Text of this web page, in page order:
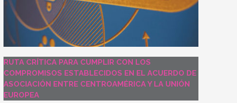
RUTA CRÍTICA PARA CUMPLIR CON LOS
COMPROMISOS ESTABLECIDOS EN EL ACUERDO DE
ASOCIACIÓN ENTRE CENTROAMÉRICA Y LA UNIÓN
EUROPEA